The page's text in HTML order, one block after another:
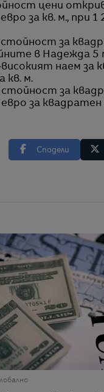
цени
за кв. м., при
стойност за
в Надежда 5
наем за
кв. м.
за
за
Сподели